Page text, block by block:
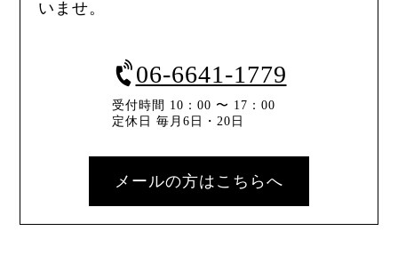
いませ。
06-6641-1779
受付時間 10：00 〜 17：00
定休日 毎月6日・20日
メールの方はこちらへ